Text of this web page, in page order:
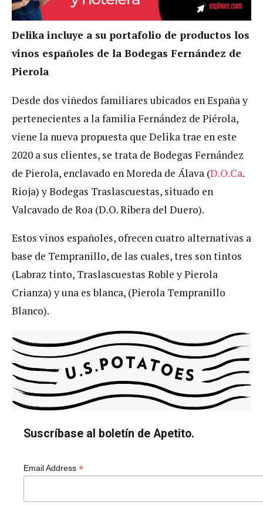
Delika incluye a su portafolio de productos los
vinos españoles de la Bodegas Fernández de
Pierola
Desde dos viñedos familiares ubicados en España y
pertenecientes a la familia Fernández de Piérola,
viene la nueva propuesta que Delika trae en este
2020 a sus clientes, se trata de Bodegas Fernández
de Pierola, enclavado en Moreda de Álava (D.O.Ca.
Rioja) y Bodegas Traslascuestas, situado en
Valcavado de Roa (D.O. Ribera del Duero).
Estos vinos españoles, ofrecen cuatro alternativas a
base de Tempranillo, de las cuales, tres son tintos
(Labraz tinto, Traslascuestas Roble y Pierola
Crianza) y una es blanca, (Pierola Tempranillo
Blanco).
Suscríbase al boletín de Apetito.
Email Address *